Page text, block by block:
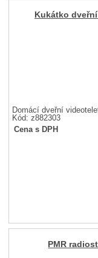
Kukátko dveřní
Domácí dveřní
Kód: z882303
Cena s DPH
PMR